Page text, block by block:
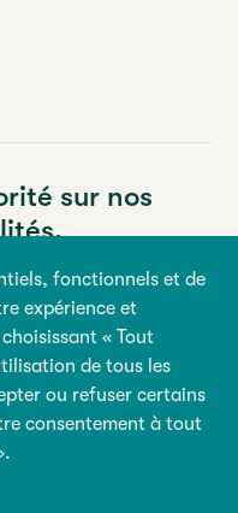
fonctionnels et de
expérience et
« Tout
de tous les
ou refuser certains
consentement à tout
sur nos